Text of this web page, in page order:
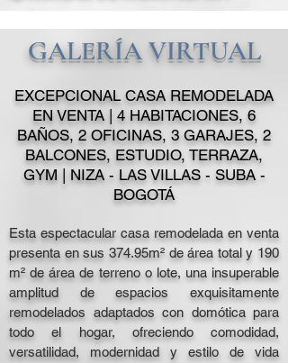
GALERÍA VIRTUAL
EXCEPCIONAL CASA REMODELADA
EN VENTA | 4 HABITACIONES, 6
BAÑOS, 2 OFICINAS, 3 GARAJES, 2
BALCONES, ESTUDIO, TERRAZA,
GYM | NIZA - LAS VILLAS - SUBA -
BOGOTÁ
Esta espectacular casa remodelada en venta
presenta en sus 374.95m² de área total y 190
m² de área de terreno o lote, una insuperable
amplitud de espacios exquisitamente
remodelados adaptados con domótica para
todo el hogar, ofreciendo comodidad,
versatilidad, modernidad y estilo de vida